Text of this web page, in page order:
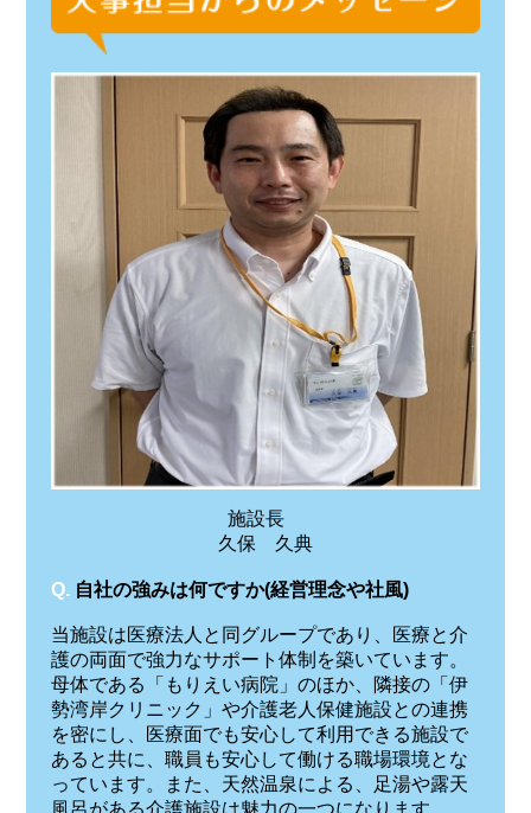
施設長
久保 久典
Q. 自社の強みは何ですか(経営理念や社風)
当施設は医療法人と同グループであり、医療と介
護の両面で強力なサポート体制を築いています。
母体である「もりえい病院」のほか、隣接の「伊
勢湾岸クリニック」や介護老人保健施設との連携
を密にし、医療面でも安心して利用できる施設で
あると共に、職員も安心して働ける職場環境とな
っています。また、天然温泉による、足湯や露天
風呂がある介護施設は魅力の一つになります。